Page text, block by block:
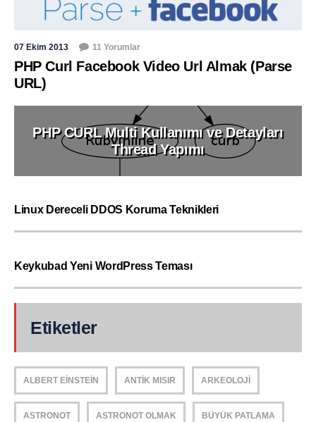
07 Ekim 2013 11 Yorumlar
PHP Curl Facebook Video Url Almak (Parse
URL)
PHP CURL Multi Kullanımı ve Detayları
Thread Yapımı
Linux Dereceli DDOS Koruma Teknikleri
Keykubad Yeni WordPress Teması
Etiketler
ALBERT EINSTEIN ANTIK MISIR ARKEOLOJI
ASTRONOT ASTRONOT OLMAK BÜYÜK PATLAMA